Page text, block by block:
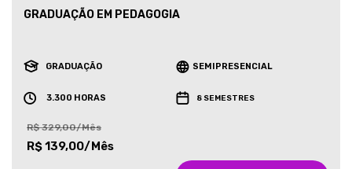
GRADUAÇÃO EM PEDAGOGIA
GRADUAÇÃO SEMIPRESENCIAL
3.300 HORAS 8 SEMESTRES
R$ 329,00/Mês
R$ 139,00/Mês